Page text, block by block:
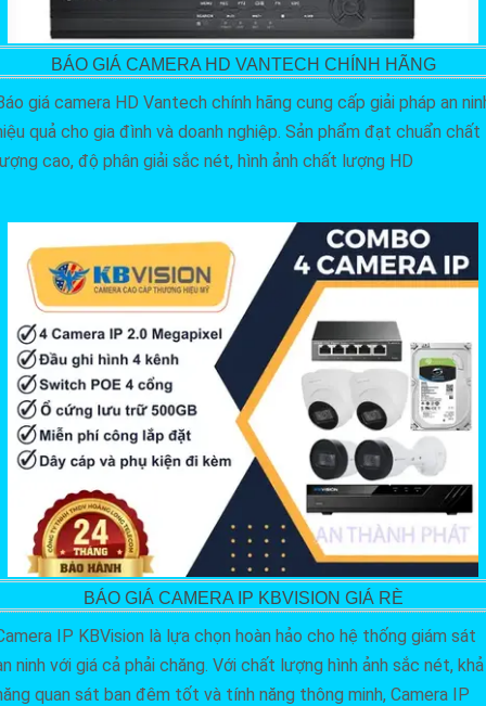
BÁO GIÁ CAMERA HD VANTECH CHÍNH HÃNG
giá camera HD Vantech chính hãng cung cấp giải pháp an
quả cho gia đình và doanh nghiệp. Sản phẩm đạt chuẩn chất
cao, độ phân giải sắc nét, hình ảnh chất lượng HD
BÁO GIÁ CAMERA IP KBVISION GIÁ RÈ
IP KBVision là lựa chọn hoàn hảo cho hệ thống giám sát
ninh với giá cả phải chăng. Với chất lượng hình ảnh sắc nét, khả
quan sát ban đêm tốt và tính năng thông minh, Camera IP